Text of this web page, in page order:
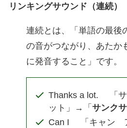
リンキングサウンド（連続）
連続とは、「単語の最後
の音がつながり、あたか
に発音すること」です。
Thanks a lot. 「
ット」→「 サンク
Can I 「キャン